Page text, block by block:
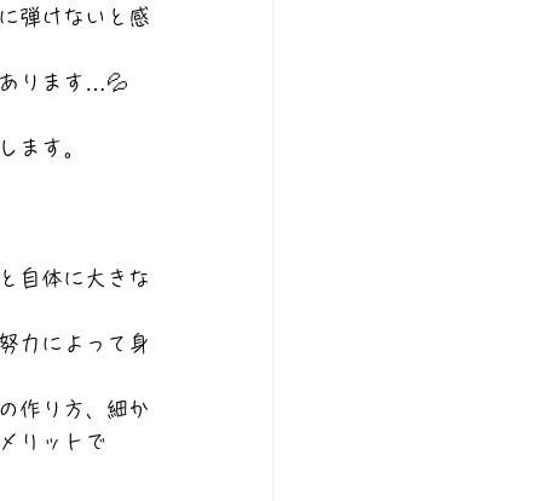
弾けないと感
ります…💦
ます。
自体に大きな
力によって身
作り方、細か
リットで